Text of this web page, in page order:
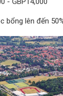
bổng lên đến